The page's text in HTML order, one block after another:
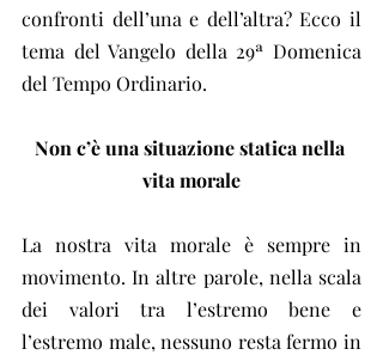
confronti dell’una e dell’altra? Ecco il
tema del Vangelo della 29ª Domenica
del Tempo Ordinario.
Non c’è una situazione statica nella
vita morale
La nostra vita morale è sempre in
movimento. In altre parole, nella scala
dei valori tra l’estremo bene e
l’estremo male, nessuno resta fermo in